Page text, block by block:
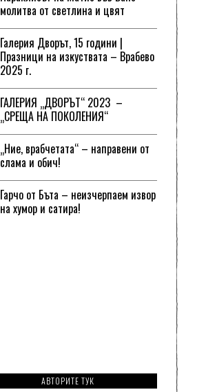
молитва от светлина и цвят
Галерия Дворът, 15 години |
Празници на изкуствата – Врабево
2025 г.
ГАЛЕРИЯ „ДВОРЪТ“ 2023 –
„СРЕЩА НА ПОКОЛЕНИЯ“
„Ние, врабчетата“ – направени от
слама и обич!
Гарчо от Бъта – неизчерпаем извор
на хумор и сатира!
АВТОРИТЕ ТУК